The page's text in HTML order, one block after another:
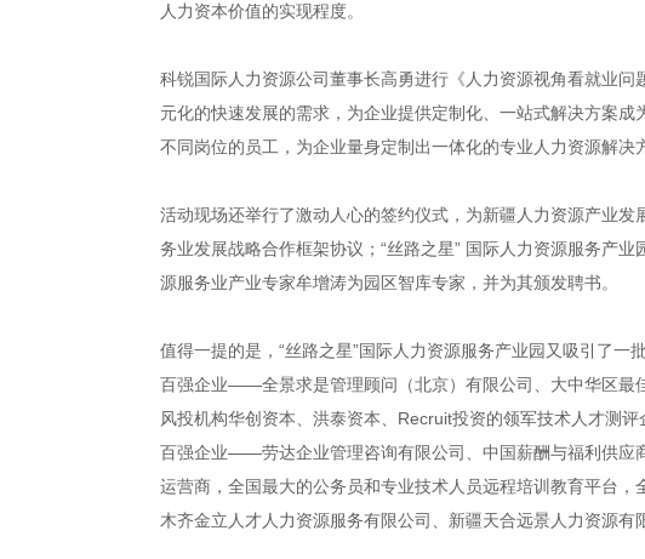
人力资本价值的实现程度。
科锐国际人力资源公司董事长高勇进行《人力资源视角看就业
元化的快速发展的需求，为企业提供定制化、一站式解决方案
不同岗位的员工，为企业量身定制出一体化的专业人力资源解决
活动现场还举行了激动人心的签约仪式，为新疆人力资源产业
务业发展战略合作框架协议；“丝路之星” 国际人力资源服务产
源服务业产业专家牟增涛为园区智库专家，并为其颁发聘书。
值得一提的是，“丝路之星”国际人力资源服务产业园又吸引了
百强企业——全景求是管理顾问（北京）有限公司、大中华区最
风投机构华创资本、洪泰资本、Recruit投资的领军技术人才测
百强企业——劳达企业管理咨询有限公司、中国薪酬与福利供应
运营商，全国最大的公务员和专业技术人员远程培训教育平台
木齐金立人才人力资源服务有限公司、新疆天合远景人力资源